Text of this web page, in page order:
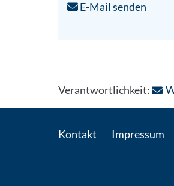
E-Mail senden
Verantwortlichkeit:
Kontakt Impressum